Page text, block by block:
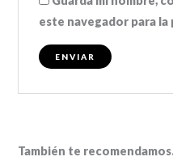
este navegador para
También te